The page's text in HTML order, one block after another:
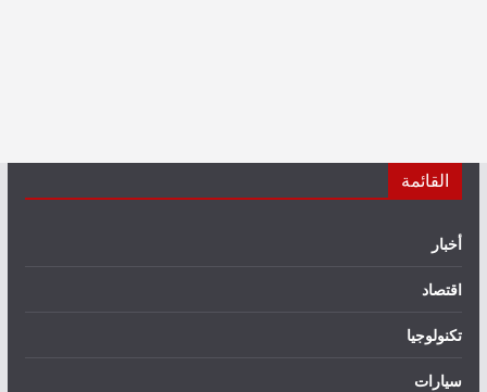
القائمة
أخبار
اقتصاد
تكنولوجيا
سيارات